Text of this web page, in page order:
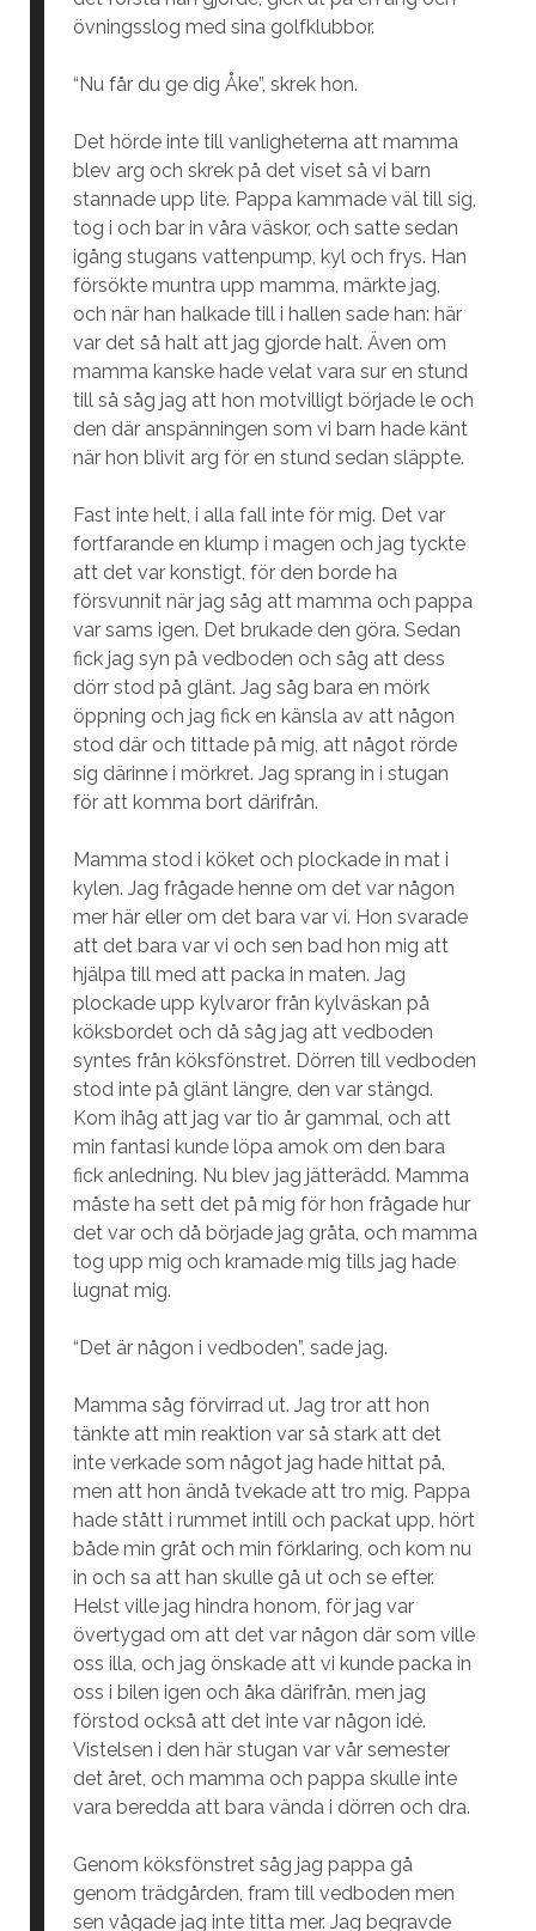
övningsslog med sina golfklubbor.
“Nu får du ge dig Åke”, skrek hon.
Det hörde inte till vanligheterna att mamma
blev arg och skrek på det viset så vi barn
stannade upp lite. Pappa kammade väl till sig,
tog i och bar in våra väskor, och satte sedan
igång stugans vattenpump, kyl och frys. Han
försökte muntra upp mamma, märkte jag,
och när han halkade till i hallen sade han: här
var det så halt att jag gjorde halt. Även om
mamma kanske hade velat vara sur en stund
till så såg jag att hon motvilligt började le och
den där anspänningen som vi barn hade känt
när hon blivit arg för en stund sedan släppte.
Fast inte helt, i alla fall inte för mig. Det var
fortfarande en klump i magen och jag tyckte
att det var konstigt, för den borde ha
försvunnit när jag såg att mamma och pappa
var sams igen. Det brukade den göra. Sedan
fick jag syn på vedboden och såg att dess
dörr stod på glänt. Jag såg bara en mörk
öppning och jag fick en känsla av att någon
stod där och tittade på mig, att något rörde
sig därinne i mörkret. Jag sprang in i stugan
för att komma bort därifrån.
Mamma stod i köket och plockade in mat i
kylen. Jag frågade henne om det var någon
mer här eller om det bara var vi. Hon svarade
att det bara var vi och sen bad hon mig att
hjälpa till med att packa in maten. Jag
plockade upp kylvaror från kylväskan på
köksbordet och då såg jag att vedboden
syntes från köksfönstret. Dörren till vedboden
stod inte på glänt längre, den var stängd.
Kom ihåg att jag var tio år gammal, och att
min fantasi kunde löpa amok om den bara
fick anledning. Nu blev jag jätterädd. Mamma
måste ha sett det på mig för hon frågade hur
det var och då började jag gråta, och mamma
tog upp mig och kramade mig tills jag hade
lugnat mig.
“Det är någon i vedboden”, sade jag.
Mamma såg förvirrad ut. Jag tror att hon
tänkte att min reaktion var så stark att det
inte verkade som något jag hade hittat på,
men att hon ändå tvekade att tro mig. Pappa
hade stått i rummet intill och packat upp, hört
både min gråt och min förklaring, och kom nu
in och sa att han skulle gå ut och se efter.
Helst ville jag hindra honom, för jag var
övertygad om att det var någon där som ville
oss illa, och jag önskade att vi kunde packa in
oss i bilen igen och åka därifrån, men jag
förstod också att det inte var någon idé.
Vistelsen i den här stugan var vår semester
det året, och mamma och pappa skulle inte
vara beredda att bara vända i dörren och dra.
Genom köksfönstret såg jag pappa gå
genom trädgården, fram till vedboden men
sen vågade jag inte titta mer. Jag begravde